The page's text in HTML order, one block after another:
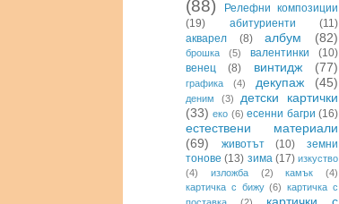
(88)
Релефни композиции
(19)
абитуриенти
(11)
акварел
(8) албум (82)
брошка (5) валентинки
(10)
венец
(8) винтидж (77)
графика (4) декупаж (45)
деним (3)
детски картички
(33) еко (6) есенни багри (16)
естествени материали
(69)
животът (10)
земни
тонове (13) зима (17) изкуство
(4)
изложба (2) камък
(4)
картичка с бижу (6)
картичка с